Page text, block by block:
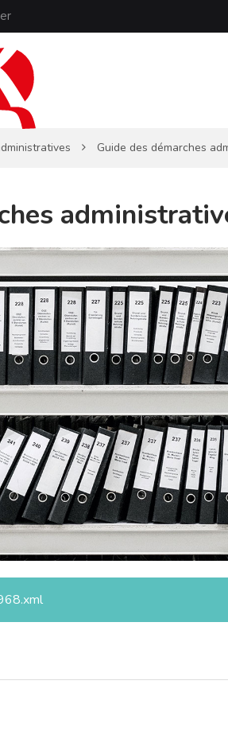
Guide des démarches